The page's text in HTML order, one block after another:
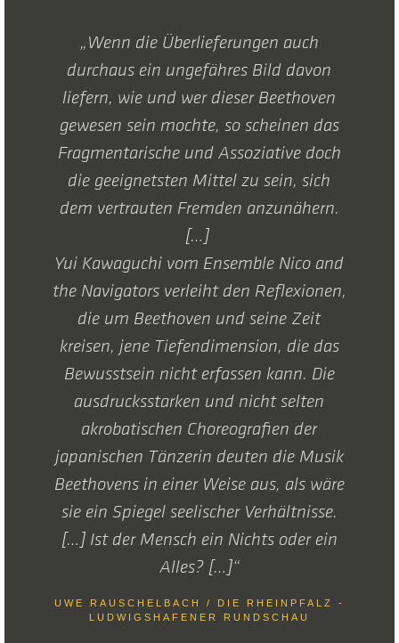
„Wenn die Überlieferungen auch
durchaus ein ungefähres Bild davon
liefern, wie und wer dieser Beethoven
gewesen sein mochte, so scheinen das
Fragmentarische und Assoziative doch
die geeignetsten Mittel zu sein, sich
dem vertrauten Fremden anzunähern.
[…]
Yui Kawaguchi vom Ensemble Nico and
the Navigators verleiht den Reflexionen,
die um Beethoven und seine Zeit
kreisen, jene Tiefendimension, die das
Bewusstsein nicht erfassen kann. Die
ausdrucksstarken und nicht selten
akrobatischen Choreografien der
japanischen Tänzerin deuten die Musik
Beethovens in einer Weise aus, als wäre
sie ein Spiegel seelischer Verhältnisse.
[…] Ist der Mensch ein Nichts oder ein
Alles? […]“
UWE RAUSCHELBACH / DIE RHEINPFALZ -
LUDWIGSHAFENER RUNDSCHAU